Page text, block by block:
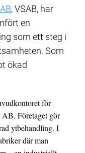
, VSAB, har
en
som ett steg i
Som
ökad
för
Företaget gör
ytbehandling. I
där man